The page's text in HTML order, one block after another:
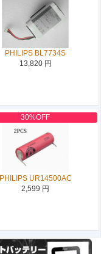
PHILIPS BL7734S
13,820 円
30%OFF
PHILIPS UR14500AC
2,599 円